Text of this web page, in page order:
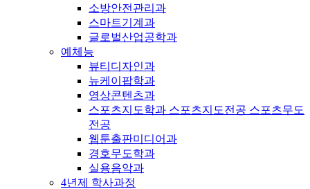
소방안전관리과
스마트기계과
글로벌산업공학과
예체능
뷰티디자인과
뉴케이팝학과
영상콘텐츠과
스포츠지도학과 스포츠지도전공 스포츠무도
전공
웹툰출판미디어과
경호무도학과
실용음악과
4년제 학사과정